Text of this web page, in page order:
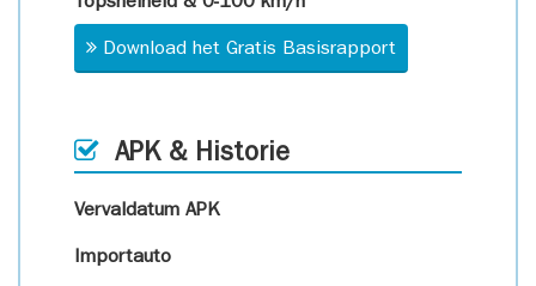
Download het Gratis Basisrapport
APK & Historie
Vervaldatum APK
Importauto